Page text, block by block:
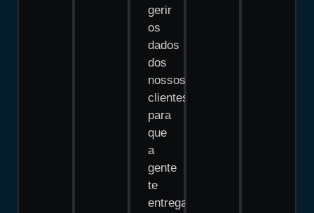
gerir
os
dados
dos
nossos
clientes
para
que
a
gente
te
entregar